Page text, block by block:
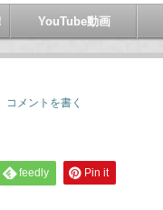
YouTube動画
コメントを書く
feedly Pin it